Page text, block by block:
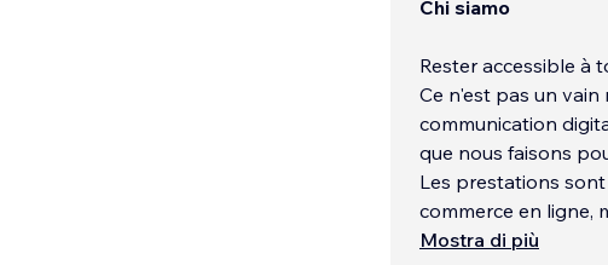
Chi siamo
Rester accessible à
Ce n'est pas un
communication
que nous faisons
Les prestations
commerce en ligne,
gestion des avis sur
Mostra di più